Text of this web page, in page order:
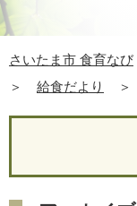
さいたま市 食育なび
＞
給食だより ＞